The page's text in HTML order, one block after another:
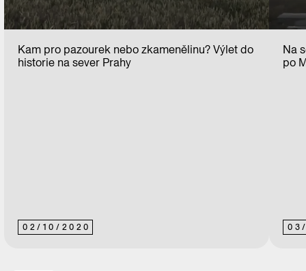
02/ 10/ 2020
Kam pro pazourek nebo zkamenělinu? Výlet do
historie na sever Prahy
03
Na
po